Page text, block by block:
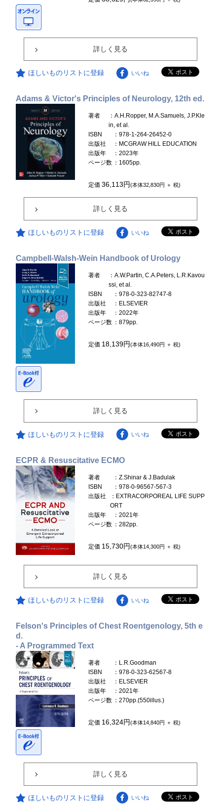
詳しく見る
ほしいものリストに登録 いいね
Adams & Victor's Principles of Neurology, 12th ed.
著者
：A.H.Ropper, M.A.Samuels, J.P.Kle
in, et al.
ISBN
：978-1-264-26452-0
出版社
：MCGRAW HILL EDUCATION
出版年
：2023年
ページ数 ：1605pp.
定価36,113円(本体32,830円 ＋ 税)
詳しく見る
ほしいものリストに登録 いいね
Campbell-Walsh-Wein Handbook of Urology
著者
：A.W.Partin, C.A.Peters, L.R.Kavou
ssi, et al.
ISBN
：978-0-323-82747-8
出版社
：ELSEVIER
出版年
：2022年
ページ数 ：879pp.
定価 18,139円(本体16,490円 ＋ 税)
詳しく見る
ほしいものリストに登録 いいね
ECPR & Resuscitative ECMO
著者
：Z.Shinar & J.Badulak
ISBN
：978-0-96567-567-3
出版社
：EXTRACORPOREAL LIFE SUPP
ORT
出版年
：2021年
ページ数 ：282pp.
定価 15,730円(本体14,300円 ＋ 税)
詳しく見る
ほしいものリストに登録 いいね
Felson's Principles of Chest Roentgenology, 5th e
d.
- A Programmed Text
著者
：L.R.Goodman
ISBN
：978-0-323-62567-8
出版社
：ELSEVIER
出版年
：2021年
ページ数 ：270pp.(550illus.)
定価 16,324円(本体14,840円 ＋ 税)
詳しく見る
ほしいものリストに登録 いいね